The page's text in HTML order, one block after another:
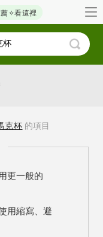
✧看這裡
克杯 的項目
更一般的
用縮寫、避